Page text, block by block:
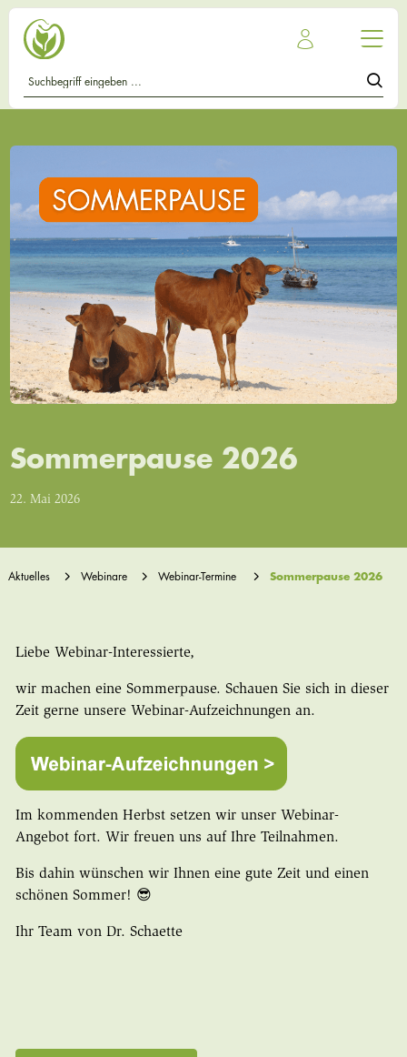
Sommerpause 2026
22. Mai 2026
Aktuelles Webinare Webinar-Termine Sommerpause 2026
Liebe Webinar-Interessierte,
wir machen eine Sommerpause. Schauen Sie sich in dieser
Zeit gerne unsere Webinar-Aufzeichnungen an.
Im kommenden Herbst setzen wir unser Webinar-
Angebot fort. Wir freuen uns auf Ihre Teilnahmen.
Bis dahin wünschen wir Ihnen eine gute Zeit und einen
schönen Sommer! 😎
Ihr Team von Dr. Schaette